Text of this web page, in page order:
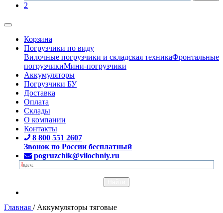
2
Корзина
Погрузчики по виду
Вилочные погрузчики и складская техникаФронтальные
погрузчикиМини-погрузчики
Аккумуляторы
Погрузчики БУ
Доставка
Оплата
Склады
О компании
Контакты
8 800 551 2607
Звонок по России бесплатный
pogruzchik@vilochniy.ru
Главная / Аккумуляторы тяговые